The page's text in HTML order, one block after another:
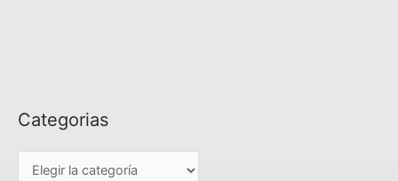
Categorias
C